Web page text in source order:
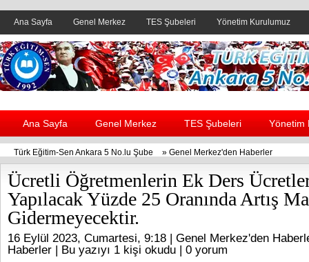
Ana Sayfa Genel Merkez TES Şubeleri Yönetim Kurulumuz
Header yanı reklam alanı
Ana Sayfa Genel Merkez TES Şubeleri Yönetim
Türk Eğitim-Sen Ankara 5 No.lu Şube » Genel Merkez'den Haberler
Ücretli Öğretmenlerin Ek Ders
Yapılacak Yüzde 25 Oranında Artış
Gidermeyecektir.
16 Eylül 2023, Cumartesi, 9:18 | Genel Merkez'den
Haberler | Bu yazıyı 1 kişi okudu | 0 yorum